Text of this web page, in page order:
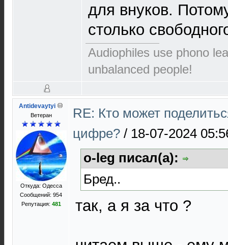
для внуков.
столько
Audiophiles use phono
unbalanced people!
Antidevaytyi
Ветеран
Откуда: Одесса
Сообщений: 954
Репутация: 481
RE: Кто может
цифре? / 18-07-2024
o-leg писал(а):
Бред..
так, а я за что ?